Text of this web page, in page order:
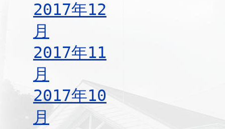
2017年12
月
2017年11
月
2017年10
月